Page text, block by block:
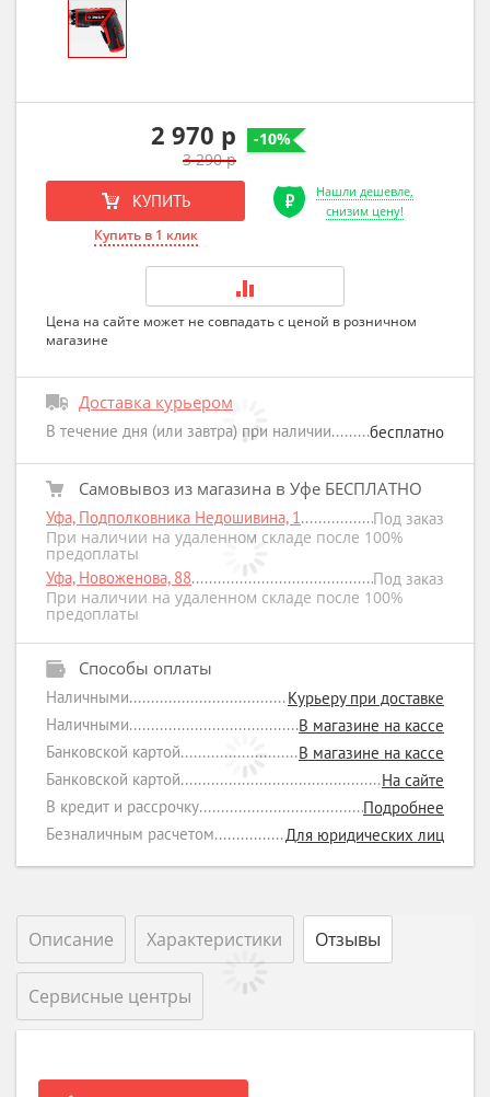
2 970 р
3 290 р
КУПИТЬ
Купить в 1 клик
Нашли дешевле,
снизим цену!
-10%
Цена на сайте может не совпадать с ценой в розничном
магазине
Доставка курьером
В течение дня (или завтра) при наличии бесплатно
Самовывоз из магазина в Уфе БЕСПЛАТНО
Уфа, Подполковника Недошивина, 1
Под заказ
При наличии на удаленном складе после 100%
предоплаты
Уфа, Новоженова, 88
Под заказ
При наличии на удаленном складе после 100%
предоплаты
Способы оплаты
Наличными
Курьеру при доставке
Наличными
В магазине на кассе
Банковской картой
В магазине на кассе
Банковской картой
На сайте
В кредит и рассрочку
Подробнее
Безналичным расчетом
Для юридических лиц
Описание Характеристики Отзывы
Сервисные центры